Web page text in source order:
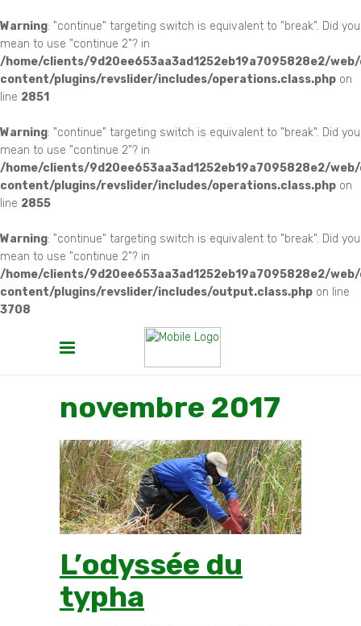
Warning: "continue" targeting switch is equivalent to "break". Did you
mean to use "continue 2"? in
/home/clients/9d20ee653aa3ad1252eb19a7095828e2/
content/plugins/revslider/includes/operations.class.php on
line 2851
Warning: "continue" targeting switch is equivalent to "break". Did you
mean to use "continue 2"? in
/home/clients/9d20ee653aa3ad1252eb19a7095828e2/
content/plugins/revslider/includes/operations.class.php on
line 2855
Warning: "continue" targeting switch is equivalent to "break". Did you
mean to use "continue 2"? in
/home/clients/9d20ee653aa3ad1252eb19a7095828e2/
content/plugins/revslider/includes/output.class.php on line
3708
novembre 2017
L’odyssée du
typha